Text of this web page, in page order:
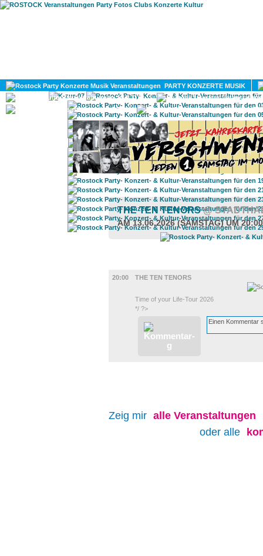
PARTY KONZERTE MUSIK
KULTUR
GAY
THE TEN TENORS@
AM 13.06.2026 (SAMSTAG) UM
20:00
THE TEN TENORS
Time of your Life-Tour 2026
*/ ?>
Zeig mir alle Veranstaltungen
oder alle